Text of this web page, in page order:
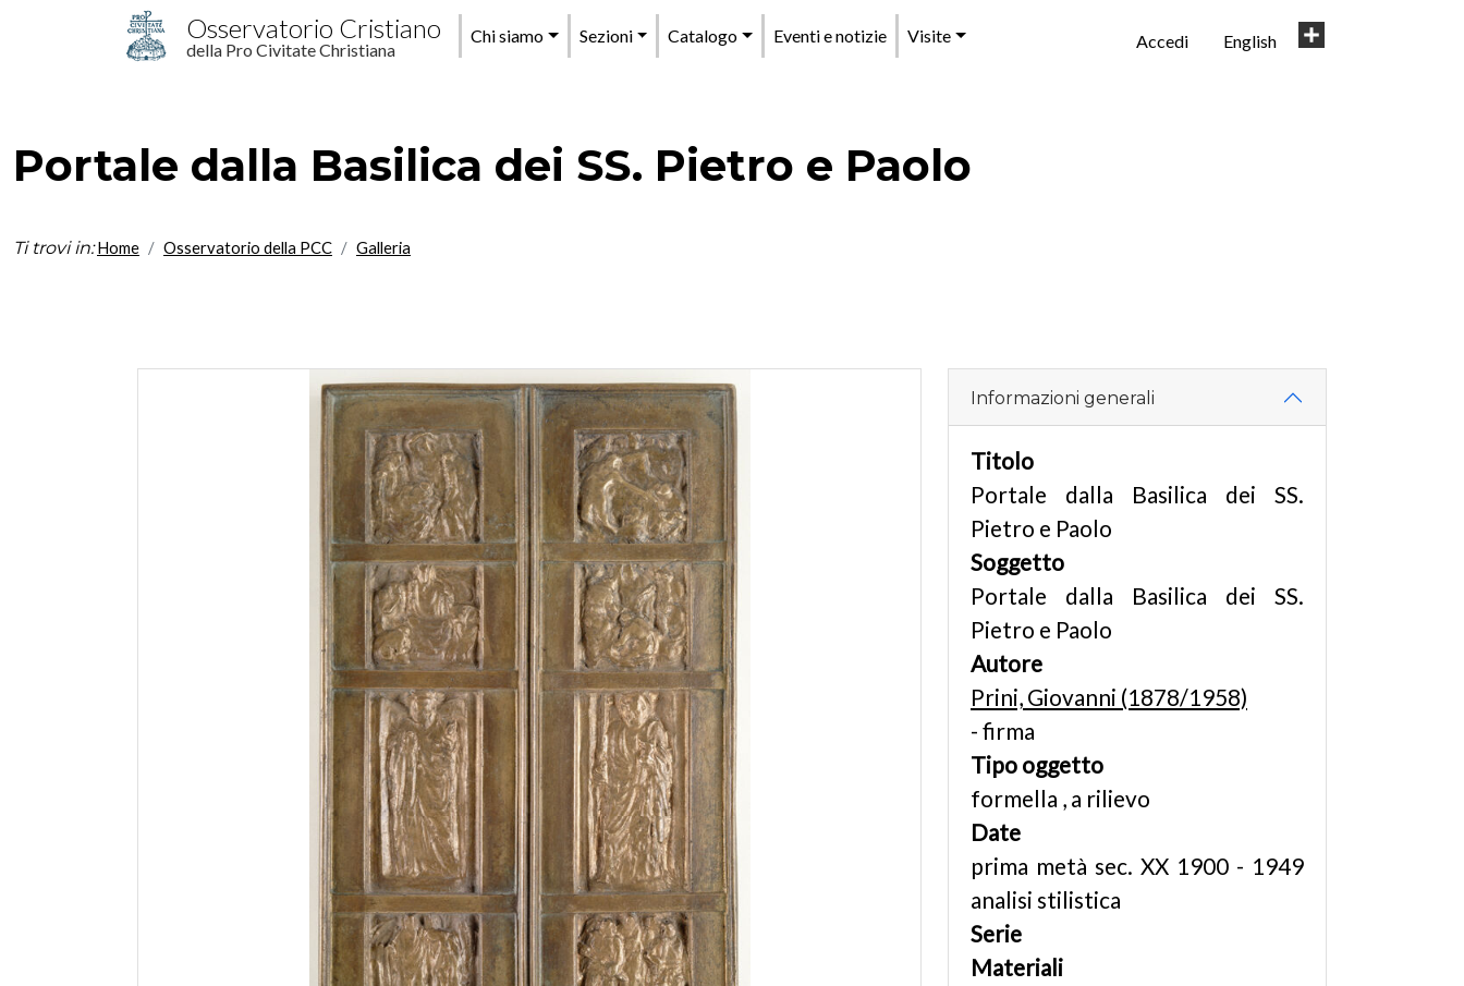
Salta al contenuto principale
Osservatorio Cristiano
della Pro Civitate Christiana
Menu
principale
Chi siamo Sezioni Catalogo Eventi e notizie Visite
User
Accedi English
Portale dalla Basilica dei SS. Pietro e Paolo
Ti trovi in: Home Osservatorio della PCC Galleria
Informazioni generali
Titolo
Portale dalla Basilica dei SS.
Pietro e Paolo
Soggetto
Portale dalla Basilica dei SS.
Pietro e Paolo
Autore
Prini, Giovanni (1878/1958)
- firma
Tipo oggetto
formella , a rilievo
Date
prima metà sec. XX 1900 - 1949
analisi stilistica
Serie
Materiali